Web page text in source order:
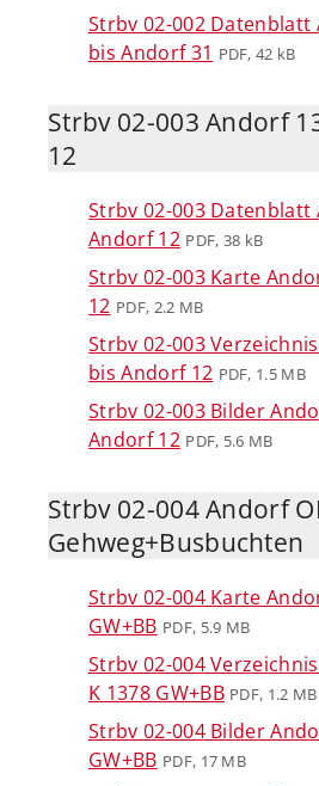
Strbv 02-002 Datenblatt
bis Andorf 31 PDF, 42 kB
Strbv 02-003 Andorf
12
Strbv 02-003 Datenblatt
Andorf 12 PDF, 38 kB
Strbv 02-003 Karte
12 PDF, 2.2 MB
Strbv 02-003
bis Andorf 12 PDF, 1.5 MB
Strbv 02-003 Bilder
Andorf 12 PDF, 5.6 MB
Strbv 02-004 Andorf
Gehweg+Busbuchten
Strbv 02-004 Karte
GW+BB PDF, 5.9 MB
Strbv 02-004
K 1378 GW+BB PDF, 1.2 MB
Strbv 02-004 Bilder
GW+BB PDF, 17 MB